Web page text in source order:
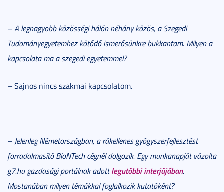
– A legnagyobb közösségi hálón néhány közös, a Szegedi
Tudományegyetemhez kötődő ismerősünkre bukkantam. Milyen a
kapcsolata ma a szegedi egyetemmel?
– Sajnos nincs szakmai kapcsolatom.
– Jelenleg Németországban, a rákellenes gyógyszerfejlesztést
forradalmasító BioNTech cégnél dolgozik. Egy munkanapját vázolta
g7.hu gazdasági portálnak adottlegutóbbi interjújában.
Mostanában milyen témákkal foglalkozik kutatóként?